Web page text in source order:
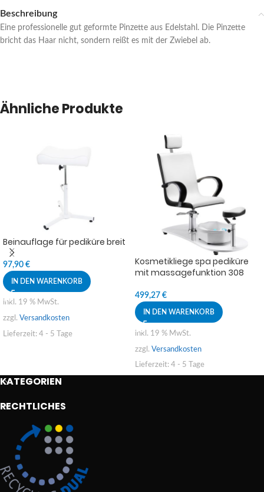
Beschreibung
Eine professionelle gut geformte Pinzette aus Edelstahl. Die Pinzette
bricht das Haar nicht, sondern reißt es mit der Zwiebel ab.
Ähnliche Produkte
Beinauflage für pediküre breit
97,90 €
IN DEN WARENKORB
inkl. 19 % MwSt.
zzgl. Versandkosten
Lieferzeit: 4 - 5 Tage
Kosmetikliege spa pediküre
mit massagefunktion 308
499,27 €
IN DEN WARENKORB
inkl. 19 % MwSt.
zzgl. Versandkosten
Lieferzeit: 4 - 5 Tage
KATEGORIEN
RECHTLICHES